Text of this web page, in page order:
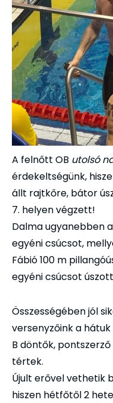
A felnőtt OB utolsó
érdekeltségünk,
állt rajtkőre, bátor
7. helyen végzett!
Dalma ugyanebben
egyéni csúcsot,
Fábió 100 m
egyéni csúcsot
Összességében jól
versenyzőink a
B döntők,
tértek.
Újult erővel vethetik
hiszen hétfőtől 2